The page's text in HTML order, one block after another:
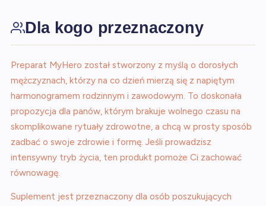
Dla kogo przeznaczony
Preparat MyHero został stworzony z myślą o dorosłych
mężczyznach, którzy na co dzień mierzą się z napiętym
harmonogramem rodzinnym i zawodowym. To doskonała
propozycja dla panów, którym brakuje wolnego czasu na
skomplikowane rytuały zdrowotne, a chcą w prosty sposób
zadbać o swoje zdrowie i formę. Jeśli prowadzisz
intensywny tryb życia, ten produkt pomoże Ci zachować
równowagę.
Suplement jest przeznaczony dla osób poszukujących